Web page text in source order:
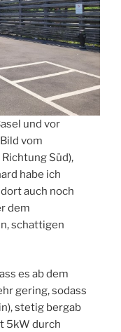
und vor
vom
Richtung Süd),
habe ich
auch noch
dem
schattigen
es ab dem
gering, sodass
stetig bergab
5kW durch